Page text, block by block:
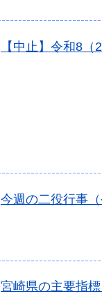
【中止】令和8
今週の二役行事
宮崎県の主要指